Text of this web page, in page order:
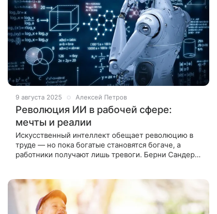
9 августа 2025 Алексей Петров
Революция ИИ в рабочей сфере:
мечты и реалии
Искусственный интеллект обещает революцию в
труде — но пока богатые становятся богаче, а
работники получают лишь тревоги. Берни Сандерс